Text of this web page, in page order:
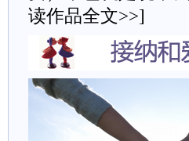
读作品全文>>]